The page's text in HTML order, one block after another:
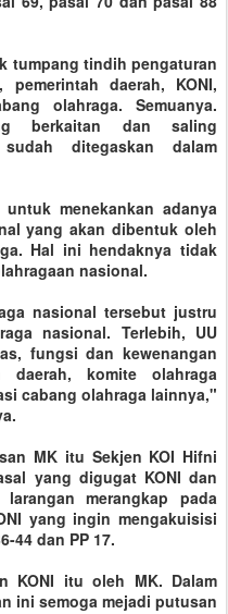
tumpang tindih pengaturan
pemerintah daerah, KONI,
olahraga. Semuanya.
berkaitan dan saling
ditegaskan dalam
menekankan adanya
yang akan dibentuk oleh
Hal ini hendaknya tidak
nasional.
nasional tersebut justru
nasional. Terlebih, UU
fungsi dan kewenangan
daerah, komite olahraga
cabang olahraga lainnya,"
MK itu Sekjen KOI Hifni
yang digugat KONI dan
merangkap pada
yang ingin mengakuisisi
44 dan PP 17.
KONI itu oleh MK. Dalam
ini semoga mejadi putusan